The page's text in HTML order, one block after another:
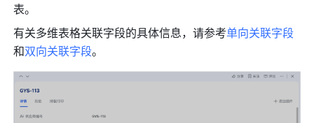
表。
有关多维表格关联字段的具体信息，请参考单向关联字段
和双向关联字段。